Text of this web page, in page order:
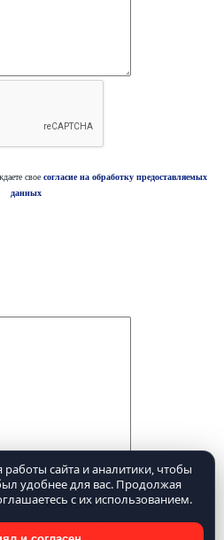
сайта и аналитики, чтобы
удобнее для вас. Продолжая
с их использованием.
свое согласие на обработку предоставляемых
данных